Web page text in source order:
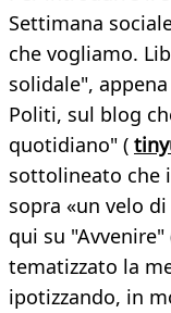
Settimana
che vogliamo.
solidale",
Politi, sul blog
quotidiano" (
sottolineato che
sopra «un velo
qui su "Avvenire"
tematizzato la
ipotizzando, in